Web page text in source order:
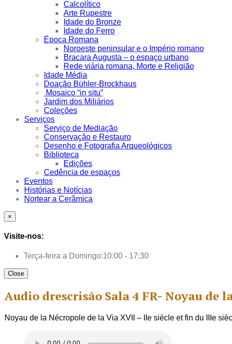
Calcolítico
Arte Rupestre
Idade do Bronze
Idade do Ferro
Época Romana
Noroeste peninsular e o Império romano
Bracara Augusta – o espaço urbano
Rede viária romana, Morte e Religião
Idade Média
Doação Bühler-Brockhaus
Mosaico “in situ”
Jardim dos Miliários
Coleções
Serviços
Serviço de Mediação
Conservação e Restauro
Desenho e Fotografia Arqueológicos
Biblioteca
Edições
Cedência de espaços
Eventos
Histórias e Notícias
Nortear a Cerâmica
×
Visite-nos:
Terça-feira a Domingo:10:00 - 17:30
Close
Audio drescrisão Sala 4 FR- Noyau de
Noyau de la Nécropole de la Via XVII – IIe siècle et fin du IIIe